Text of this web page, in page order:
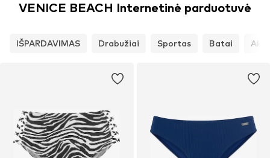
VENICE BEACH Internetinė parduotuvė
IŠPARDAVIMAS Drabužiai Sportas Batai